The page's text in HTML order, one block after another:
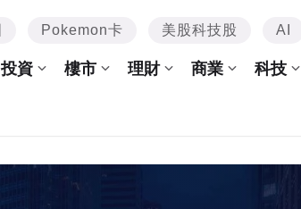
Pokemon卡 美股科技股 AI
投資 樓市 理財 商業 科技